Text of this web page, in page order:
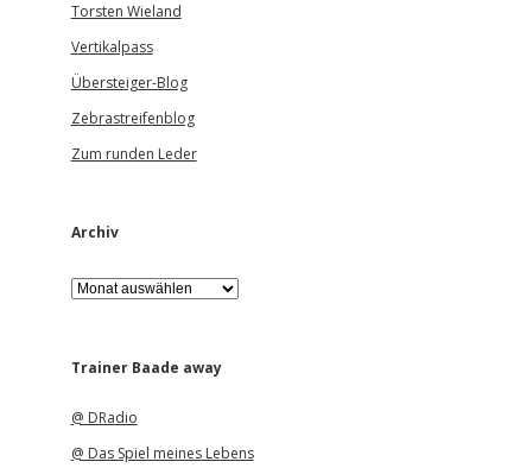
Torsten Wieland
Vertikalpass
Übersteiger-Blog
Zebrastreifenblog
Zum runden Leder
Archiv
A
r
iTrainer Baade away
@ DRadio
@ Das Spiel meines Lebens